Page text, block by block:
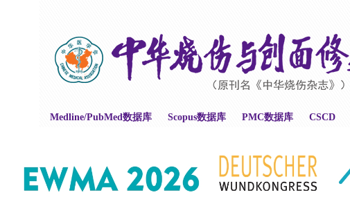
Medline/PubMed数据库 Scopus数据库 PMC数据库 CSCD